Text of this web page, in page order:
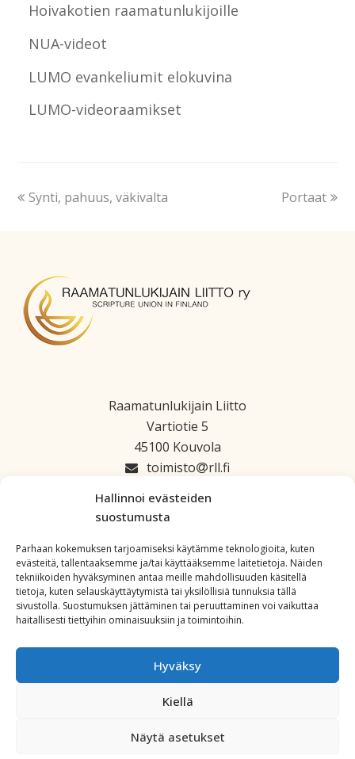
Hallinnoi evästeiden
suostumusta
Parhaan kokemuksen tarjoamiseksi käytämme teknologioita, kuten
evästeitä, tallentaaksemme ja/tai käyttääksemme laitetietoja. Näiden
tekniikoiden hyväksyminen antaa meille mahdollisuuden käsitellä
tietoja, kuten selauskäyttäytymistä tai yksilöllisiä tunnuksia tällä
sivustolla. Suostumuksen jättäminen tai peruuttaminen voi vaikuttaa
haitallisesti tiettyihin ominaisuuksiin ja toimintoihin.
Hyväksy
Kiellä
Näytä asetukset
Hoivakotien raamatunlukijoille
NUA-videot
LUMO evankeliumit elokuvina
LUMO-videoraamikset
Synti, pahuus, väkivalta Portaat
Raamatunlukijain Liitto
Vartiotie 5
45100 Kouvola
toimisto
rll.fi
Copyright: All Rights Reserved. Powered by